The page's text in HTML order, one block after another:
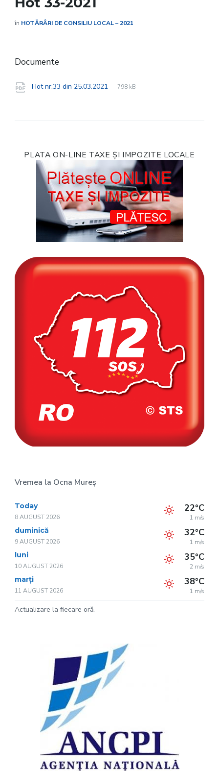
în HOTĂRÂRI DE CONSILIU LOCAL – 2021
Documente
Hot nr.33 din 25.03.2021
File
pdf
File
798 kB
PLATA ON-LINE TAXE ȘI IMPOZITE LOCALE
Vremea la Ocna Mureș
Today
8 AUGUST 2026
22°C
1 m/s
duminică
9 AUGUST 2026
32°C
1 m/s
luni
10 AUGUST 2026
35°C
2 m/s
marți
11 AUGUST 2026
38°C
1 m/s
Actualizare la fiecare oră.